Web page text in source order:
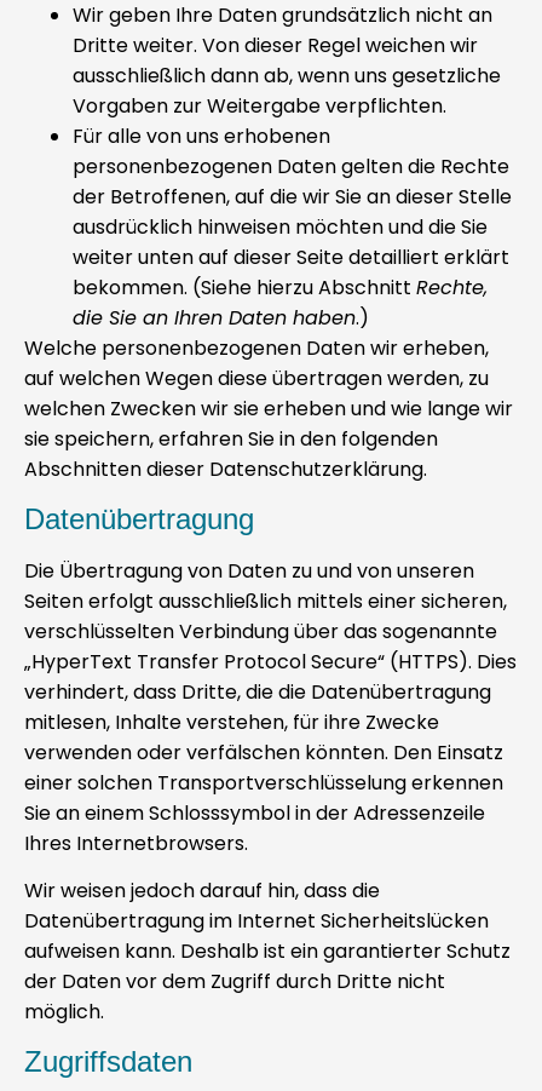
Wir geben Ihre Daten grundsätzlich nicht an
Dritte weiter. Von dieser Regel weichen wir
ausschließlich dann ab, wenn uns gesetzliche
Vorgaben zur Weitergabe verpflichten.
Für alle von uns erhobenen
personenbezogenen Daten gelten die Rechte
der Betroffenen, auf die wir Sie an dieser Stelle
ausdrücklich hinweisen möchten und die Sie
weiter unten auf dieser Seite detailliert erklärt
bekommen. (Siehe hierzu Abschnitt Rechte,
die Sie an Ihren Daten haben.)
Welche personenbezogenen Daten wir erheben,
auf welchen Wegen diese übertragen werden, zu
welchen Zwecken wir sie erheben und wie lange wir
sie speichern, erfahren Sie in den folgenden
Abschnitten dieser Datenschutzerklärung.
Datenübertragung
Die Übertragung von Daten zu und von unseren
Seiten erfolgt ausschließlich mittels einer sicheren,
verschlüsselten Verbindung über das sogenannte
„HyperText Transfer Protocol Secure“ (HTTPS). Dies
verhindert, dass Dritte, die die Datenübertragung
mitlesen, Inhalte verstehen, für ihre Zwecke
verwenden oder verfälschen könnten. Den Einsatz
einer solchen Transportverschlüsselung erkennen
Sie an einem Schlosssymbol in der Adressenzeile
Ihres Internetbrowsers.
Wir weisen jedoch darauf hin, dass die
Datenübertragung im Internet Sicherheitslücken
aufweisen kann. Deshalb ist ein garantierter Schutz
der Daten vor dem Zugriff durch Dritte nicht
möglich.
Zugriffsdaten